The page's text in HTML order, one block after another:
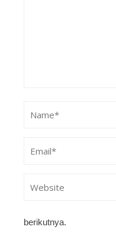
berikutnya.